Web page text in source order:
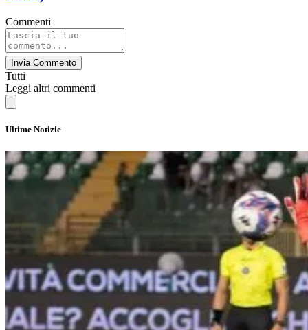
Commenti
Invia Commento
Tutti
Leggi altri commenti
Ultime Notizie